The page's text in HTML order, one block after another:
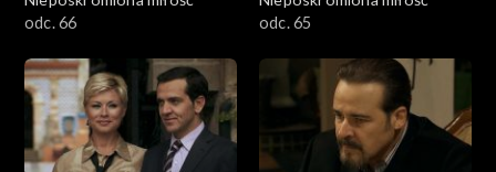
odc. 66
odc. 65